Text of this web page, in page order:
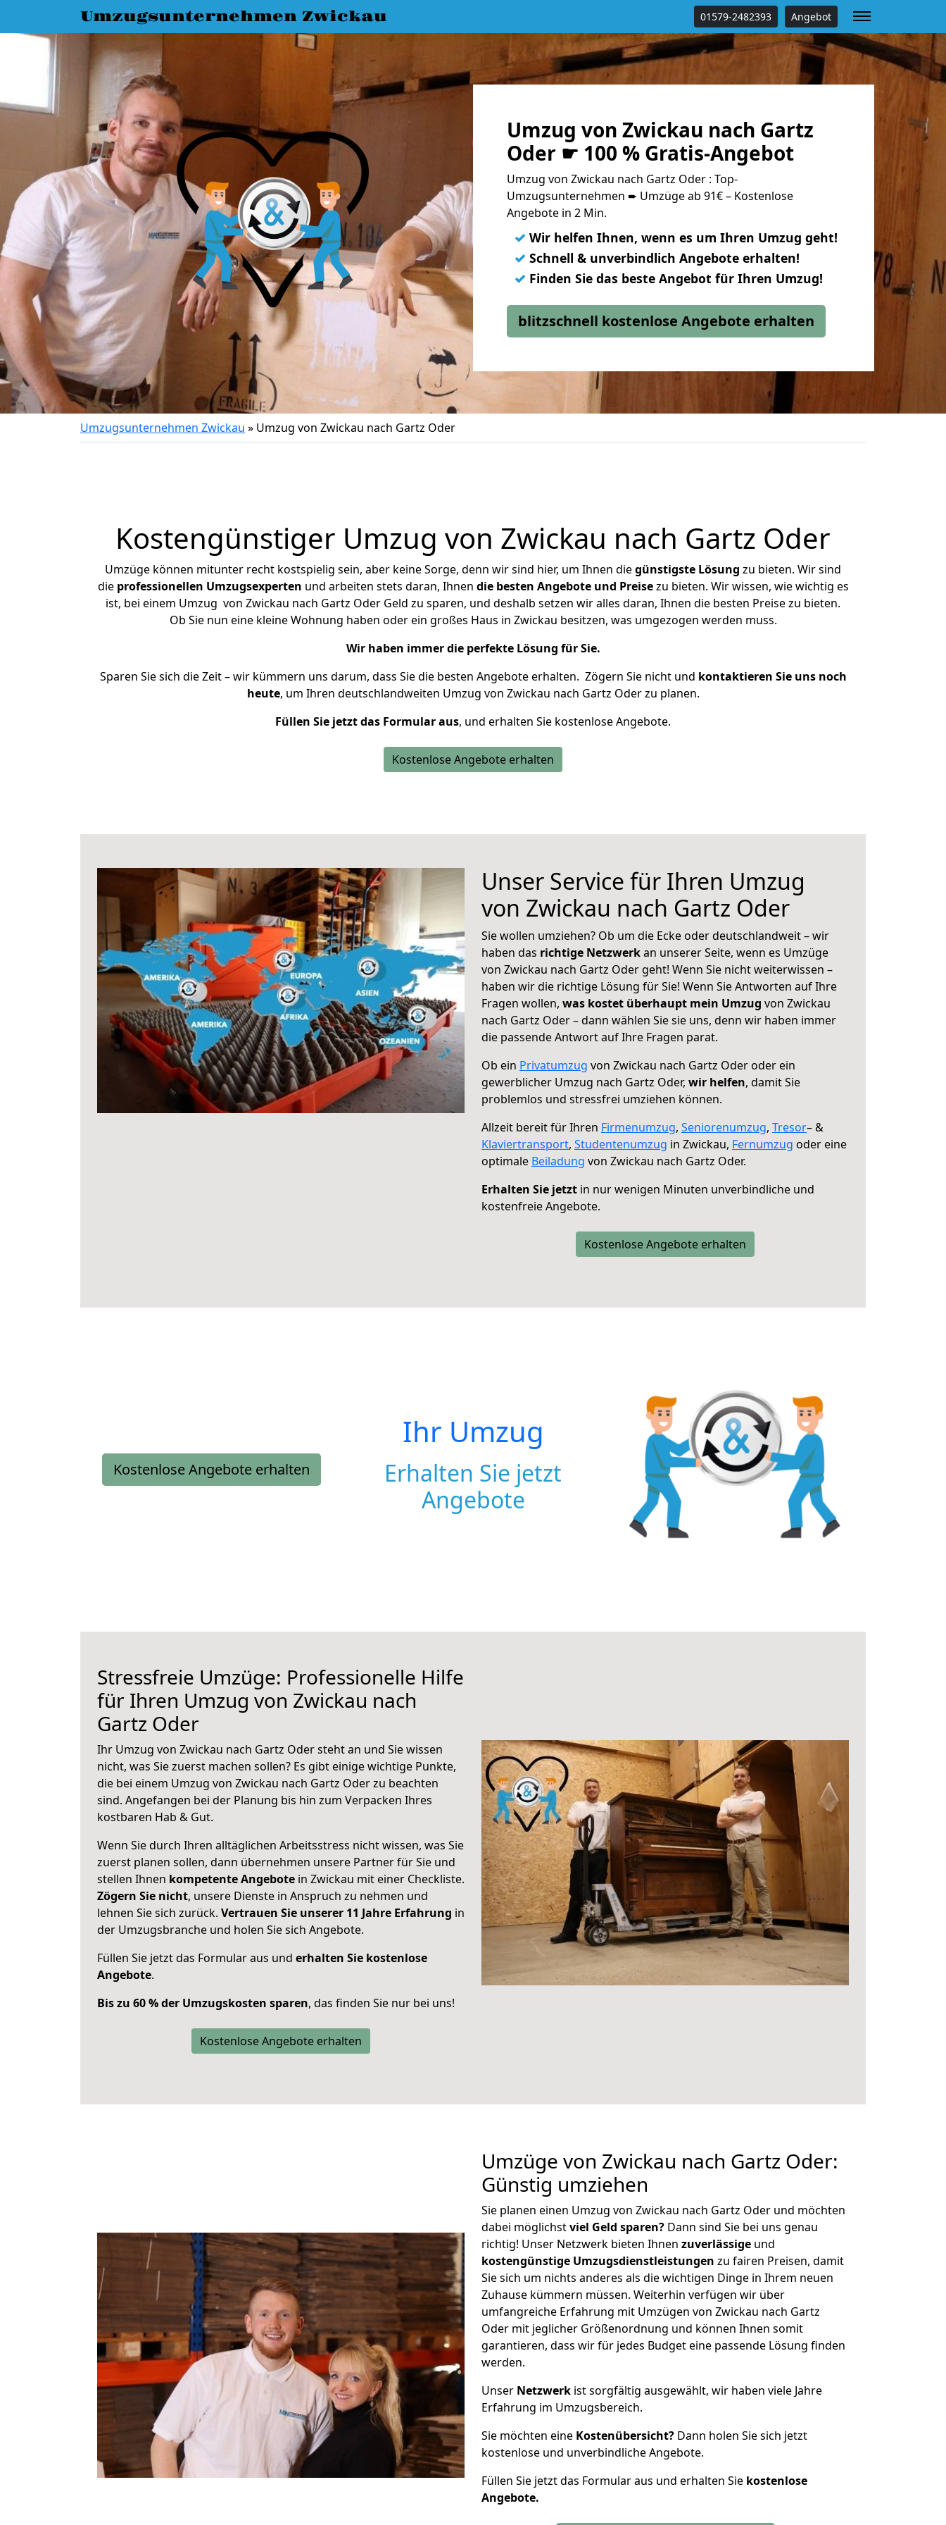
Umzugsunternehmen Zwickau 01579-2482393 Angebot
Umzug von Zwickau nach Gartz
Oder ☛ 100 % Gratis-Angebot
Umzug von Zwickau nach Gartz Oder : Top-
Umzugsunternehmen ➨ Umzüge ab 91€ – Kostenlose
Angebote in 2 Min.
✓ Wir helfen Ihnen, wenn es um Ihren Umzug geht!
✓ Schnell & unverbindlich Angebote erhalten!
✓ Finden Sie das beste Angebot für Ihren Umzug!
blitzschnell kostenlose Angebote erhalten
Umzugsunternehmen Zwickau » Umzug von Zwickau nach Gartz Oder
Kostengünstiger Umzug von Zwickau nach Gartz Oder
Umzüge können mitunter recht kostspielig sein, aber keine Sorge, denn wir sind hier, um Ihnen diegünstigste Lösung zu bieten. Wir sind
die professionellen Umzugsexperten und arbeiten stets daran, Ihnen die besten Angebote und Preisezu bieten. Wir wissen, wie wichtig es
ist, bei einem Umzug von Zwickau nach Gartz Oder Geld zu sparen, und deshalb setzen wir alles daran, Ihnen die besten Preise zu bieten.
Ob Sie nun eine kleine Wohnung haben oder ein großes Haus in Zwickau besitzen, was umgezogen werden muss.
Wir haben immer die perfekte Lösung für Sie.
Sparen Sie sich die Zeit – wir kümmern uns darum, dass Sie die besten Angebote erhalten. Zögern Sie nicht und kontaktieren Sie uns noch
heute, um Ihren deutschlandweiten Umzug von Zwickau nach Gartz Oder zu planen.
Füllen Sie jetzt das Formular aus, und erhalten Sie kostenlose Angebote.
Kostenlose Angebote erhalten
Unser Service für Ihren Umzug
von Zwickau nach Gartz Oder
Sie wollen umziehen? Ob um die Ecke oder deutschlandweit – wir
haben das richtige Netzwerkan unserer Seite, wenn es Umzüge
von Zwickau nach Gartz Oder geht! Wenn Sie nicht weiterwissen –
haben wir die richtige Lösung für Sie! Wenn Sie Antworten auf Ihre
Fragen wollen, was kostet überhaupt mein Umzug von Zwickau
nach Gartz Oder – dann wählen Sie sie uns, denn wir haben immer
die passende Antwort auf Ihre Fragen parat.
Ob ein Privatumzug von Zwickau nach Gartz Oder oder ein
gewerblicher Umzug nach Gartz Oder, wir helfen, damit Sie
problemlos und stressfrei umziehen können.
Allzeit bereit für Ihren Firmenumzug, Seniorenumzug, Tresor– &
Klaviertransport, Studentenumzug in Zwickau, Fernumzug oder eine
optimale Beiladung von Zwickau nach Gartz Oder.
Erhalten Sie jetzt in nur wenigen Minuten unverbindliche und
kostenfreie Angebote.
Kostenlose Angebote erhalten
Kostenlose Angebote erhalten
Ihr Umzug
Erhalten Sie jetzt
Angebote
Stressfreie Umzüge: Professionelle Hilfe
für Ihren Umzug von Zwickau nach
Gartz Oder
Ihr Umzug von Zwickau nach Gartz Oder steht an und Sie wissen
nicht, was Sie zuerst machen sollen? Es gibt einige wichtige Punkte,
die bei einem Umzug von Zwickau nach Gartz Oder zu beachten
sind. Angefangen bei der Planung bis hin zum Verpacken Ihres
kostbaren Hab & Gut.
Wenn Sie durch Ihren alltäglichen Arbeitsstress nicht wissen, was Sie
zuerst planen sollen, dann übernehmen unsere Partner für Sie und
stellen Ihnen kompetente Angebote in Zwickau mit einer Checkliste.
Zögern Sie nicht, unsere Dienste in Anspruch zu nehmen und
lehnen Sie sich zurück. Vertrauen Sie unserer 11 Jahre Erfahrung in
der Umzugsbranche und holen Sie sich Angebote.
Füllen Sie jetzt das Formular aus und erhalten Sie kostenlose
Angebote.
Bis zu 60 % der Umzugskosten sparen, das finden Sie nur bei uns!
Kostenlose Angebote erhalten
Umzüge von Zwickau nach Gartz Oder:
Günstig umziehen
Sie planen einen Umzug von Zwickau nach Gartz Oder und möchten
dabei möglichstviel Geld sparen? Dann sind Sie bei uns genau
richtig! Unser Netzwerk bieten Ihnen zuverlässige und
kostengünstige Umzugsdienstleistungen zu fairen Preisen, damit
Sie sich um nichts anderes als die wichtigen Dinge in Ihrem neuen
Zuhause kümmern müssen. Weiterhin verfügen wir über
umfangreiche Erfahrung mit Umzügen von Zwickau nach Gartz
Oder mit jeglicher Größenordnung und können Ihnen somit
garantieren, dass wir für jedes Budget eine passende Lösung finden
werden.
Unser Netzwerk ist sorgfältig ausgewählt, wir haben viele Jahre
Erfahrung im Umzugsbereich.
Sie möchten eine Kostenübersicht? Dann holen Sie sich jetzt
kostenlose und unverbindliche Angebote.
Füllen Sie jetzt das Formular aus und erhalten Sie kostenlose
Angebote.